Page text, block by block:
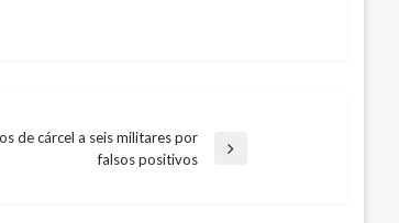
de cárcel a seis militares por
falsos positivos